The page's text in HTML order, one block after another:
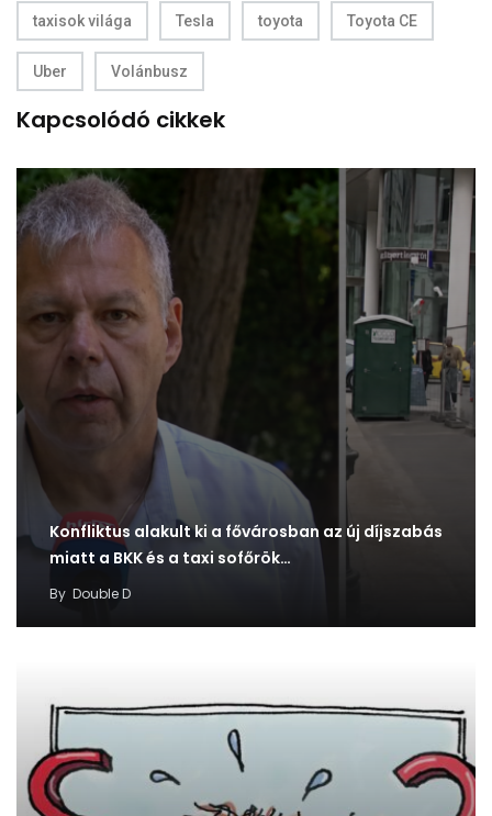
taxisok világa Tesla toyota Toyota CE
Uber Volánbusz
Kapcsolódó cikkek
Konfliktus alakult ki a fővárosban az új díjszabás
miatt a BKK és a taxi sofőrök…
By Double D